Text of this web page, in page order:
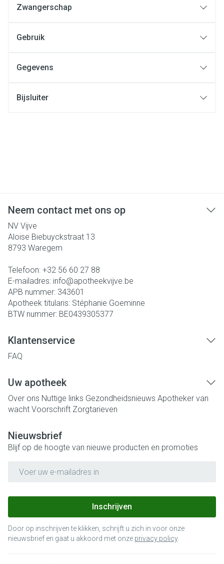
Zwangerschap
Gebruik
Gegevens
Bijsluiter
Neem contact met ons op
NV Vijve
Aloise Biebuyckstraat 13
8793 Waregem
Telefoon: +32 56 60 27 88
E-mailadres: info@apotheekvijve.be
APB nummer: 343601
Apotheek titularis: Stéphanie Goeminne
BTW nummer: BE0439305377
Klantenservice
FAQ
Uw apotheek
Over ons Nuttige links Gezondheidsnieuws Apotheker van
wacht Voorschrift Zorgtarieven
Nieuwsbrief
Blijf op de hoogte van nieuwe producten en promoties
Inschrijven
Door op inschrijven te klikken, schrijft u zich in voor onze
nieuwsbrief en gaat u akkoord met onze privacy policy.